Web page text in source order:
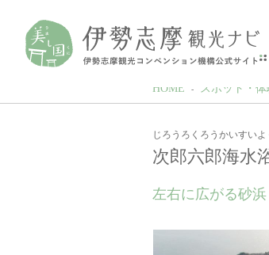
HOME スポット・体
じろうろくろうかいすいよ
次郎六郎海水
左右に広がる砂浜